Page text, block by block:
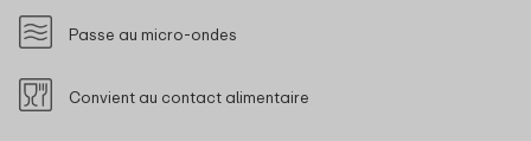
Passe au micro-ondes
Convient au contact alimentaire